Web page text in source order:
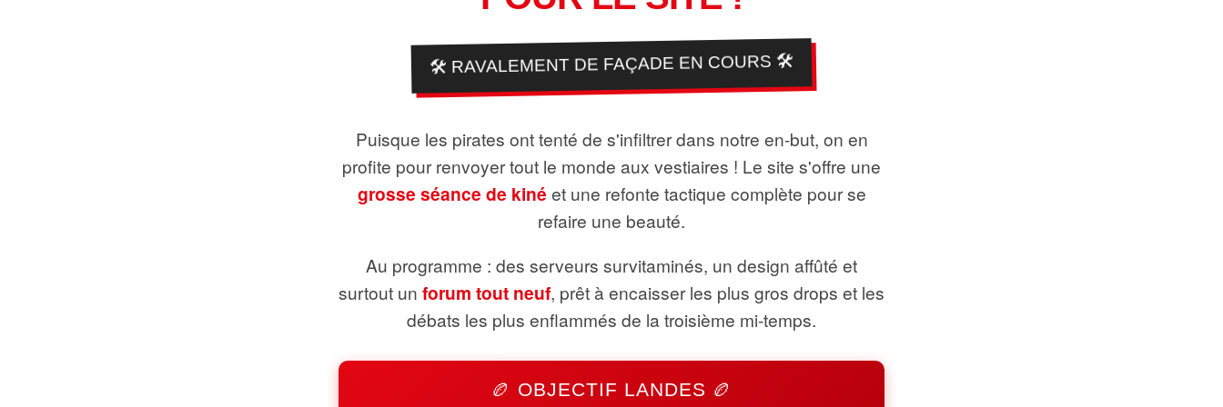
🛠️ RAVALEMENT DE FAÇADE EN COURS 🛠️
Puisque les pirates ont tenté de s'infiltrer dans notre en-but, on en
profite pour renvoyer tout le monde aux vestiaires ! Le site s'offre une
grosse séance de kiné et une refonte tactique complète pour se
refaire une beauté.
Au programme : des serveurs survitaminés, un design affûté et
surtout un forum tout neuf, prêt à encaisser les plus gros drops et les
débats les plus enflammés de la troisième mi-temps.
🏉 OBJECTIF LANDES 🏉